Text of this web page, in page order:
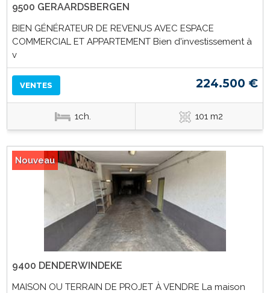
9500 GERAARDSBERGEN
BIEN GÉNÉRATEUR DE REVENUS AVEC ESPACE
COMMERCIAL ET APPARTEMENT Bien d'investissement à
v
VENTES 224.500 €
1ch. 101 m2
Nouveau
9400 DENDERWINDEKE
MAISON OU TERRAIN DE PROJET À VENDRE La maison